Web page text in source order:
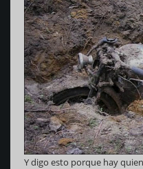
Y digo esto porque hay